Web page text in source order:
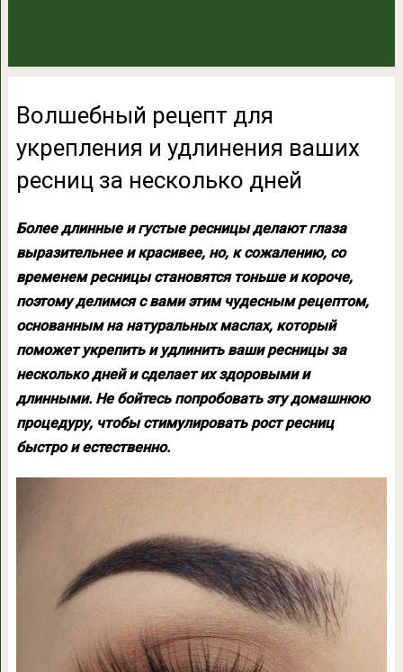
Волшебный рецепт для
укрепления и удлинения ваших
ресниц за несколько дней
Более длинные и густые ресницы делают глаза
выразительнее и красивее, но, к сожалению, со
временем ресницы становятся тоньше и короче,
поэтому делимся с вами этим чудесным рецептом,
основанным на натуральных маслах, который
поможет укрепить и удлинить ваши ресницы за
несколько дней и сделает их здоровыми и
длинными. Не бойтесь попробовать эту домашнюю
процедуру, чтобы стимулировать рост ресниц
быстро и естественно.